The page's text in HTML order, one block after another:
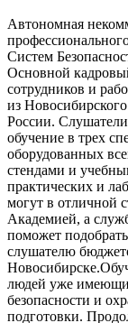
Автономная
Систем
Основной
сотрудников и
из
России.
обучение в трех
оборудованных
стендами и
практических и
могут в отличной
Академией, а
поможет
слушателю
людей уже
безопасности и
подготовки.